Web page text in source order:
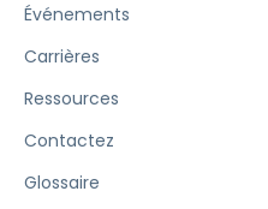
Événements
Carrières
Ressources
Contactez
Glossaire